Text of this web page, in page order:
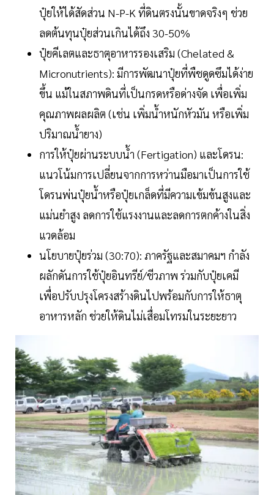
ปุ๋ยให้ได้สัดส่วน N-P-K ที่ดินตรงนั้นขาดจริงๆ ช่วย
ลดต้นทุนปุ๋ยส่วนเกินได้ถึง 30-50%
ปุ๋ยคีเลตและธาตุอาหารรองเสริม (Chelated &
Micronutrients): มีการพัฒนาปุ๋ยที่พืชดูดซึมได้ง่าย
ขึ้น แม้ในสภาพดินที่เป็นกรดหรือด่างจัด เพื่อเพิ่ม
คุณภาพผลผลิต (เช่น เพิ่มน้ำหนักหัวมัน หรือเพิ่ม
ปริมาณน้ำยาง)
การให้ปุ๋ยผ่านระบบน้ำ (Fertigation) และโดรน:
แนวโน้มการเปลี่ยนจากการหว่านมือมาเป็นการใช้
โดรนพ่นปุ๋ยน้ำหรือปุ๋ยเกล็ดที่มีความเข้มข้นสูงและ
แม่นยำสูง ลดการใช้แรงงานและลดการตกค้างในสิ่ง
แวดล้อม
นโยบายปุ๋ยร่วม (30:70): ภาครัฐและสมาคมฯ กำลัง
ผลักดันการใช้ปุ๋ยอินทรีย์/ชีวภาพ ร่วมกับปุ๋ยเคมี
เพื่อปรับปรุงโครงสร้างดินไปพร้อมกับการให้ธาตุ
อาหารหลัก ช่วยให้ดินไม่เสื่อมโทรมในระยะยาว